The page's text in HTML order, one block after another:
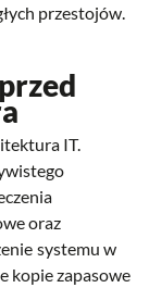
przestojów.
IT.
oraz
systemu w
kopie zapasowe